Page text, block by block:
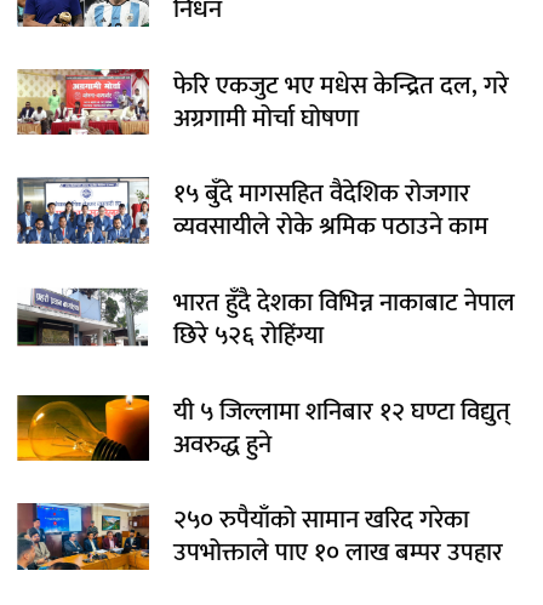
निधन
फेरि एकजुट भए मधेस केन्द्रित दल, गरे
अग्रगामी मोर्चा घोषणा
१५ बुँदे मागसहित वैदेशिक रोजगार
व्यवसायीले रोके श्रमिक पठाउने काम
भारत हुँदै देशका विभिन्न नाकाबाट नेपाल
छिरे ५२६ रोहिंग्या
यी ५ जिल्लामा शनिबार १२ घण्टा विद्युत्
अवरुद्ध हुने
२५० रुपैयाँको सामान खरिद गरेका
उपभोक्ताले पाए १० लाख बम्पर उपहार